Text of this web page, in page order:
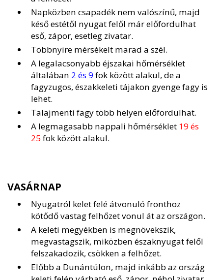
Napközben csapadék nem valószínű, majd
késő estétől nyugat felől már előfordulhat
eső, zápor, esetleg zivatar.
Többnyire mérsékelt marad a szél.
A legalacsonyabb éjszakai hőmérséklet
általában 2 és 9fok között alakul, de a
fagyzugos, északkeleti tájakon gyenge fagy is
lehet.
Talajmenti fagy több helyen előfordulhat.
A legmagasabb nappali hőmérséklet 19 és
25 fok között alakul.
VASÁRNAP
Nyugatról kelet felé átvonuló fronthoz
kötődő vastag felhőzet vonul át az országon.
A keleti megyékben is megnövekszik,
megvastagszik, miközben északnyugat felől
felszakadozik, csökken a felhőzet.
Előbb a Dunántúlon, majd inkább az ország